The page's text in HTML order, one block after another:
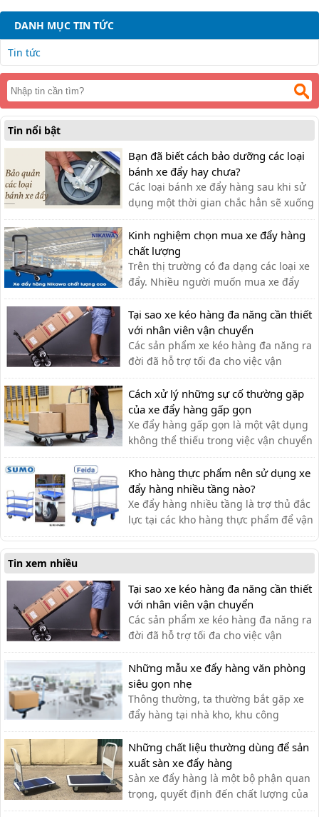
DANH MỤC TIN TỨC
Tin tức
Tin nổi bật
Bạn đã biết cách bảo dưỡng các loại
bánh xe đẩy hay chưa?
Các loại bánh xe đẩy hàng sau khi sử
dụng một thời gian chắc hẳn sẽ xuống
cấp và không thể vận hành một cách
linh hoạt,do đó ta cần có cách bảo
dưỡng chính xác
Kinh nghiệm chọn mua xe đẩy hàng
chất lượng
Trên thị trường có đa dạng các loại xe
đẩy. Nhiều người muốn mua xe đẩy
hàng nhưng băn khoăn không biết
nên lựa chọn xe đẩy hàng chất lượng
như thế nào?
Tại sao xe kéo hàng đa năng cần thiết
với nhân viên vận chuyển
Các sản phẩm xe kéo hàng đa năng ra
đời đã hỗ trợ tối đa cho việc vận
chuyển thủ công của nhân viên vận
chuyển, giúp tiết kiệm thời gian và sức
lực.
Cách xử lý những sự cố thường gặp
của xe đẩy hàng gấp gọn
Xe đẩy hàng gấp gọn là một vật dụng
không thể thiếu trong việc vận chuyển
hàng hóa. Sau một thời gian, xe có thể
gặp phải một số lỗi. Cùng tìm hiểu
trong bài viết sau
Kho hàng thực phẩm nên sử dụng xe
đẩy hàng nhiều tầng nào?
Xe đẩy hàng nhiều tầng là trợ thủ đắc
lực tại các kho hàng thực phẩm để vận
chuyển hàng hóa. Dưới đây là một số
dòng xe đẩy được ưa chuộng trên thị
Tin xem nhiều
Tại sao xe kéo hàng đa năng cần thiết
với nhân viên vận chuyển
Các sản phẩm xe kéo hàng đa năng ra
đời đã hỗ trợ tối đa cho việc vận
chuyển thủ công của nhân viên vận
chuyển, giúp tiết kiệm thời gian và sức
lực.
Những mẫu xe đẩy hàng văn phòng
siêu gọn nhẹ
Thông thường, ta thường bắt gặp xe
đẩy hàng tại nhà kho, khu công
nghiệp, siêu thị,… với lượng hàng hóa
cần di chuyển lớn. Tuy nhiên, xe đẩy
hàng cũng có thể được sử dụng tạo
văn phòng cho nhiều công việc khác
nhau như: chở tài liệu, chở bình n...
Những chất liệu thường dùng để sản
xuất sàn xe đẩy hàng
Sàn xe đẩy hàng là một bộ phận quan
trọng, quyết định đến chất lượng của
xe đẩy. Lựa chọn chất liệu phù hợp